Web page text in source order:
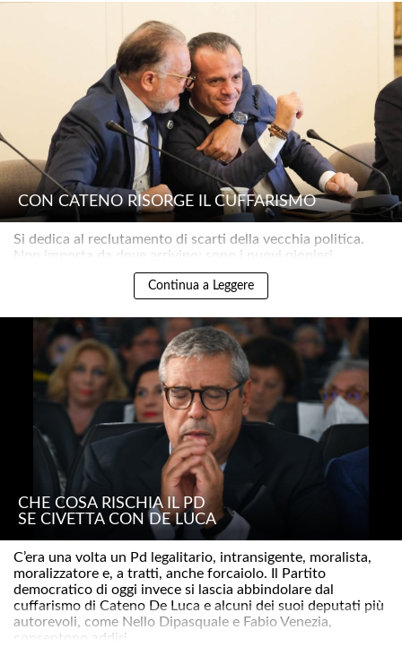
CON CATENO RISORGE IL CUFFARISMO
Si dedica al reclutamento di scarti della vecchia politica.
Non importa da dove arrivino: sono i nuovi pionieri..
Continua a Leggere
CHE COSA RISCHIA IL PD
SE CIVETTA CON DE LUCA
C’era una volta un Pd legalitario, intransigente, moralista,
moralizzatore e, a tratti, anche forcaiolo. Il Partito
democratico di oggi invece si lascia abbindolare dal
cuffarismo di Cateno De Luca e alcuni dei suoi deputati più
autorevoli, come Nello Dipasquale e Fabio Venezia,
consentono addiri..